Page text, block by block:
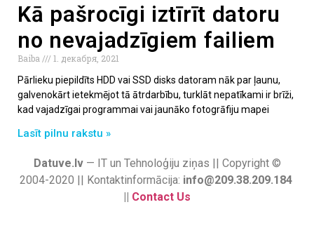
Kā pašrocīgi iztīrīt datoru
no nevajadzīgiem failiem
Baiba
1. декабря, 2021
Pārlieku piepildīts HDD vai SSD disks datoram nāk par ļaunu,
galvenokārt ietekmējot tā ātrdarbību, turklāt nepatīkami ir brīži,
kad vajadzīgai programmai vai jaunāko fotogrāfiju mapei
Lasīt pilnu rakstu »
Datuve.lv— IT un Tehnoloģiju ziņas || Copyright ©
2004-2020 || Kontaktinformācija: info@209.38.209.184
|| Contact Us